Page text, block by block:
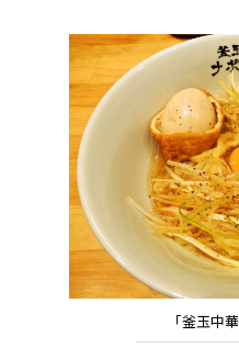
「釜玉中